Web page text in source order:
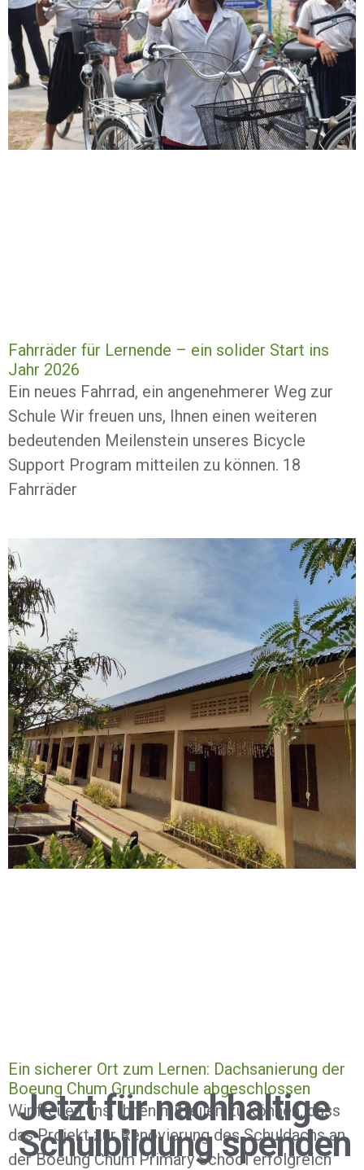
Fahrräder für Lernende – ein solider Start ins
Jahr 2026
Ein neues Fahrrad, ein angenehmerer Weg zur
Schule Wir freuen uns, Ihnen einen weiteren
bedeutenden Meilenstein unseres Bicycle
Support Program mitteilen zu können. 18
Fahrräder
Ein sicherer Ort zum Lernen: Dachsanierung der
Boeung Chum Grundschule abgeschlossen
Wir freuen uns, Ihnen mitteilen zu können, dass
das Projekt zur Renovierung des Schuldachs an
der Boeung Chum Primary School erfolgreich
Jetzt für nachhaltige
Schulbildung spenden